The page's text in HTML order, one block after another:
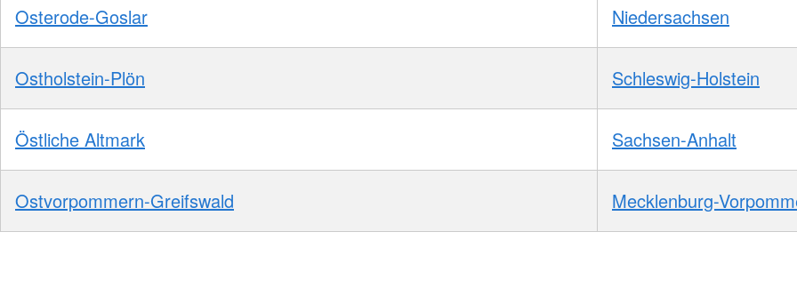
Osterode-Goslar Niedersachsen
Ostholstein-Plön Schleswig-Holstein
Östliche Altmark Sachsen-Anhalt
Ostvorpommern-Greifswald Mecklenburg-